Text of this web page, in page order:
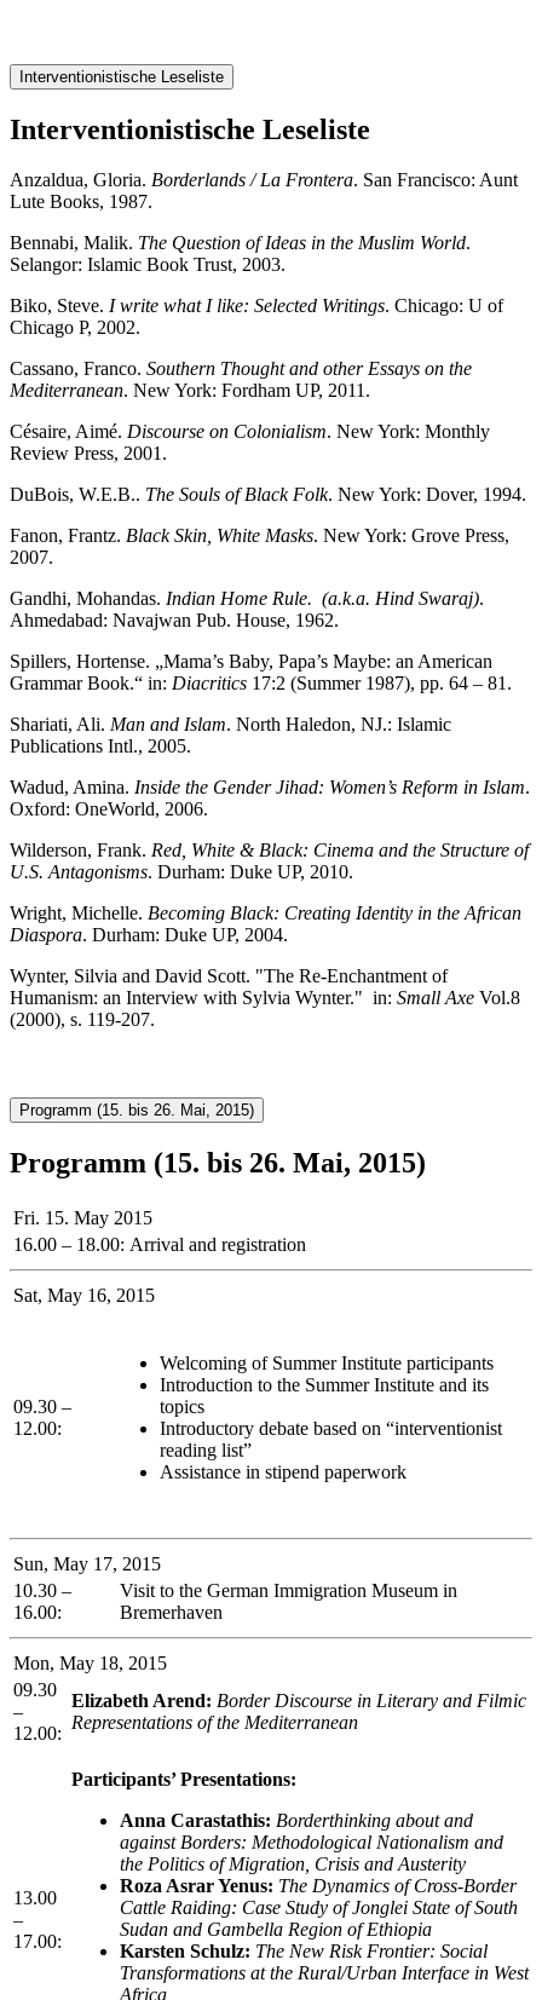
Interventionistische Leseliste
Interventionistische Leseliste
Anzaldua, Gloria. Borderlands / La Frontera. San Francisco: Aunt
Lute Books, 1987.
Bennabi, Malik. The Question of Ideas in the Muslim World.
Selangor: Islamic Book Trust, 2003.
Biko, Steve. I write what I like: Selected Writings. Chicago: U of
Chicago P, 2002.
Cassano, Franco. Southern Thought and other Essays on the
Mediterranean. New York: Fordham UP, 2011.
Césaire, Aimé. Discourse on Colonialism. New York: Monthly
Review Press, 2001.
DuBois, W.E.B.. The Souls of Black Folk. New York: Dover, 1994.
Fanon, Frantz. Black Skin, White Masks. New York: Grove Press,
2007.
Gandhi, Mohandas. Indian Home Rule. (a.k.a. Hind Swaraj).
Ahmedabad: Navajwan Pub. House, 1962.
Spillers, Hortense. „Mama’s Baby, Papa’s Maybe: an American
Grammar Book.“ in: Diacritics 17:2 (Summer 1987), pp. 64 – 81.
Shariati, Ali. Man and Islam. North Haledon, NJ.: Islamic
Publications Intl., 2005.
Wadud, Amina. Inside the Gender Jihad: Women’s Reform in Islam.
Oxford: OneWorld, 2006.
Wilderson, Frank. Red, White & Black: Cinema and the Structure of
U.S. Antagonisms. Durham: Duke UP, 2010.
Wright, Michelle. Becoming Black: Creating Identity in the African
Diaspora. Durham: Duke UP, 2004.
Wynter, Silvia and David Scott. "The Re-Enchantment of
Humanism: an Interview with Sylvia Wynter." in: Small Axe Vol.8
(2000), s. 119-207.
Programm (15. bis 26. Mai, 2015)
Programm (15. bis 26. Mai, 2015)
Fri. 15. May 2015
16.00 – 18.00: Arrival and registration
Sat, May 16, 2015
09.30 –
12.00:
Welcoming of Summer Institute participants
Introduction to the Summer Institute and its
topics
Introductory debate based on “interventionist
reading list”
Assistance in stipend paperwork
Sun, May 17, 2015
10.30 –
16.00:
Visit to the German Immigration Museum in
Bremerhaven
Mon, May 18, 2015
09.30
–
12.00:
Elizabeth Arend: Border Discourse in Literary and Filmic
Representations of the Mediterranean
13.00
–
17.00:
Participants’ Presentations:
Anna Carastathis: Borderthinking about and
against Borders: Methodological Nationalism and
the Politics of Migration, Crisis and Austerity
Roza Asrar Yenus: The Dynamics of Cross-Border
Cattle Raiding: Case Study of Jonglei State of South
Sudan and Gambella Region of Ethiopia
Karsten Schulz: The New Risk Frontier: Social
Transformations at the Rural/Urban Interface in West
Africa